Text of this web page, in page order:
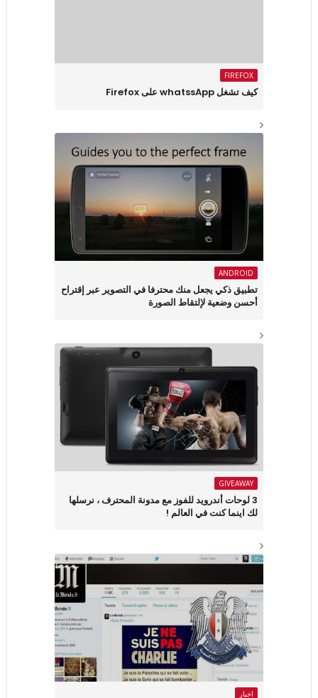
FIREFOX
كيف تشغل whatssApp على Firefox
ANDROID
تطبيق ذكي يجعل منك محترفا في التصوير عبر إقتراح
أحسن وضعية لإلتقاط الصورة
GIVEAWAY
3 لوحات أندرويد للفوز مع مدونة المحترف ، نرسلها
لك اينما كنت في العالم !
اخبار